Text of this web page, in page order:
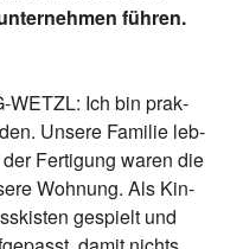
führen.
WETZL: Ich bin prak­
Un­se­re Fa­mi­lie leb­
Fer­ti­gung wa­ren die
Woh­nung. Als Kin­
ge­spielt und